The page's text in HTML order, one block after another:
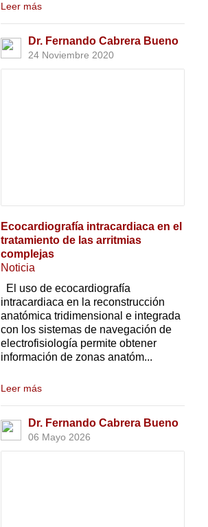
Leer más
Dr. Fernando Cabrera Bueno
24 Noviembre 2020
Ecocardiografía intracardiaca en el
tratamiento de las arritmias
complejas
Noticia
El uso de ecocardiografía
intracardiaca en la reconstrucción
anatómica tridimensional e integrada
con los sistemas de navegación de
electrofisiología permite obtener
información de zonas anatóm...
Leer más
Dr. Fernando Cabrera Bueno
06 Mayo 2026